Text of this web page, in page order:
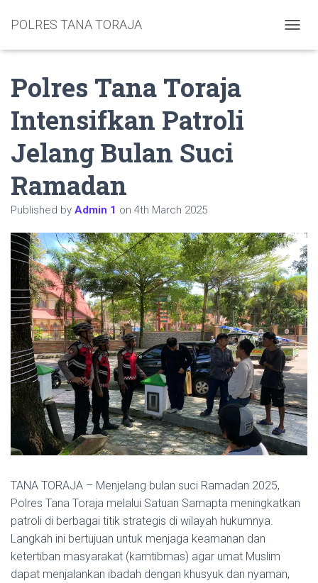
POLRES TANA TORAJA
Polres Tana Toraja
Intensifkan Patroli
Jelang Bulan Suci
Ramadan
Published by Admin 1 on 4th March 2025
TANA TORAJA – Menjelang bulan suci Ramadan 2025,
Polres Tana Toraja melalui Satuan Samapta meningkatkan
patroli di berbagai titik strategis di wilayah hukumnya.
Langkah ini bertujuan untuk menjaga keamanan dan
ketertiban masyarakat (kamtibmas) agar umat Muslim
dapat menjalankan ibadah dengan khusyuk dan nyaman,